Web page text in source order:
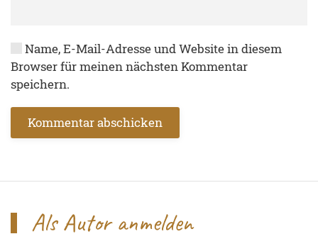
Name, E-Mail-Adresse und Website in diesem
Browser für meinen nächsten Kommentar
speichern.
Kommentar abschicken
Als Autor anmelden